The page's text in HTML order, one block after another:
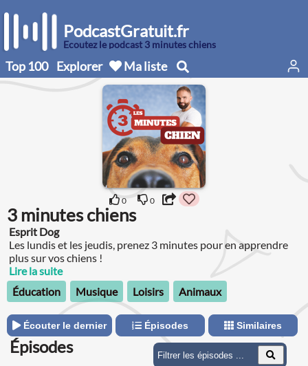
PodcastGratuit.fr
Écoutez le podcast 3 minutes chiens
Top 100 Explorer Ma liste
0 0
3 minutes chiens
Esprit Dog
Les lundis et les jeudis, prenez 3 minutes pour en apprendre
plus sur vos chiens !
Lire la suite
Éducation
Musique Loisirs Animaux
Écouter le dernier Épisodes Similaires
Épisodes